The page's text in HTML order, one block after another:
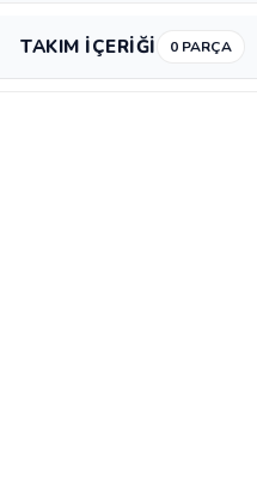
TAKIM İÇERİĞİ 0 PARÇA